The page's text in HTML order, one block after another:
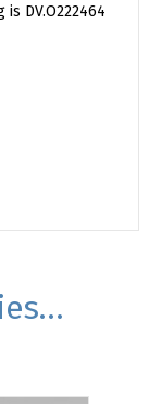
DV.O222464